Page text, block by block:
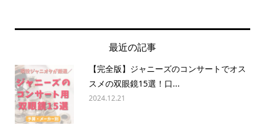
最近の記事
【完全版】ジャニーズのコンサートでオス
スメの双眼鏡15選！口...
2024.12.21